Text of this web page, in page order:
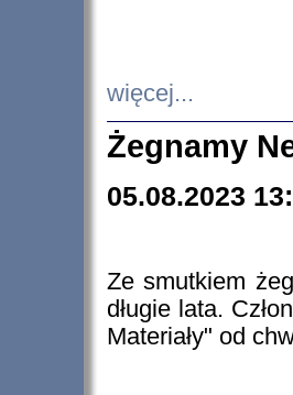
więcej...
Żegnamy
05.08.2023
Ze smutkiem
długie lata.
Materiały" od